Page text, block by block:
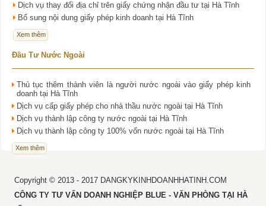
Dịch vụ thay đổi địa chỉ trên giấy chứng nhận đầu tư tại Hà Tĩnh
Bổ sung nội dung giấy phép kinh doanh tại Hà Tĩnh
Xem thêm
Đầu Tư Nước Ngoài
Thủ tục thêm thành viên là người nước ngoài vào giấy phép kinh
doanh tại Hà Tĩnh
Dịch vụ cấp giấy phép cho nhà thầu nước ngoài tại Hà Tĩnh
Dịch vụ thành lập công ty nước ngoài tại Hà Tĩnh
Dịch vụ thành lập công ty 100% vốn nước ngoài tại Hà Tĩnh
Xem thêm
Copyright © 2013 - 2017 DANGKYKINHDOANHHATINH.COM
CÔNG TY TƯ VẤN DOANH NGHIỆP BLUE - VĂN PHÒNG TẠI HÀ